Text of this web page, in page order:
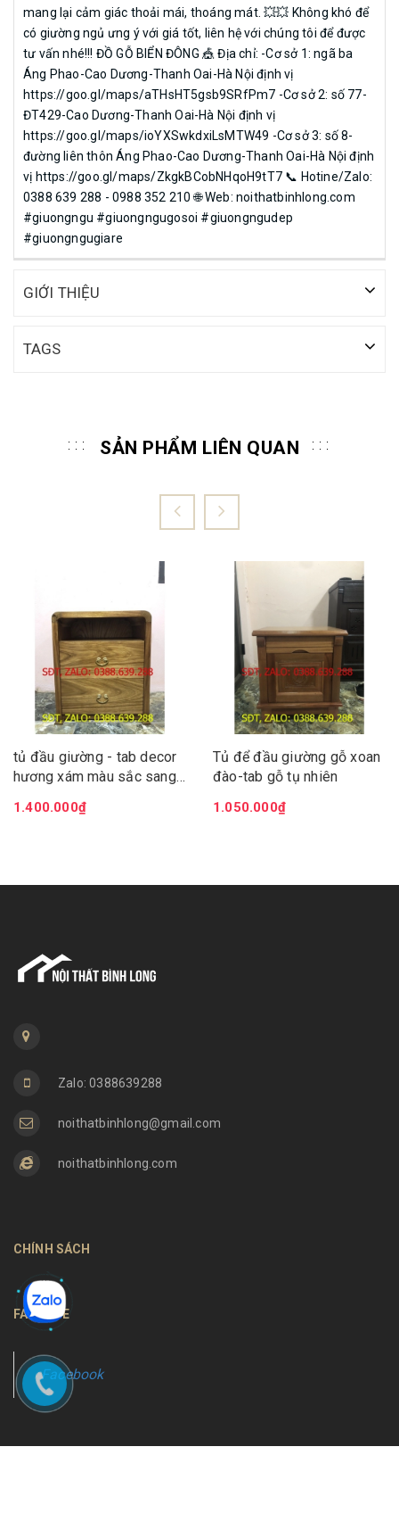
mang lại cảm giác thoải mái, thoáng mát. 💥💥 Không khó để
có giường ngủ ưng ý với giá tốt, liên hệ với chúng tôi để được
tư vấn nhé!!! ĐỒ GỖ BIỂN ĐÔNG 🎪 Địa chỉ: -Cơ sở 1: ngã ba
Áng Phao-Cao Dương-Thanh Oai-Hà Nội định vị
https://goo.gl/maps/aTHsHT5gsb9SRfPm7 -Cơ sở 2: số 77-
ĐT429-Cao Dương-Thanh Oai-Hà Nội định vị
https://goo.gl/maps/ioYXSwkdxiLsMTW49 -Cơ sở 3: số 8-
đường liên thôn Áng Phao-Cao Dương-Thanh Oai-Hà Nội định
vị https://goo.gl/maps/ZkgkBCobNHqoH9tT7 📞 Hotine/Zalo:
0388 639 288 - 0988 352 210 🌐 Web: noithatbinhlong.com
#giuongngu #giuongngugosoi #giuongngudep
#giuongngugiare
GIỚI THIỆU
TAGS
SẢN PHẨM LIÊN QUAN
tủ đầu giường - tab decor
hương xám màu sắc sang
đep cho căn phòng
1.400.000₫
Tủ để đầu giường gỗ xoan
đào-tab gỗ tụ nhiên
1.050.000₫
Zalo: 0388639288
noithatbinhlong@gmail.com
noithatbinhlong.com
CHÍNH SÁCH
FANPAGE
Facebook